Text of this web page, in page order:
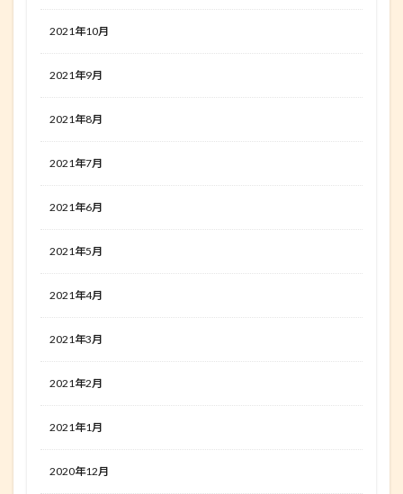
2021年10月
2021年9月
2021年8月
2021年7月
2021年6月
2021年5月
2021年4月
2021年3月
2021年2月
2021年1月
2020年12月